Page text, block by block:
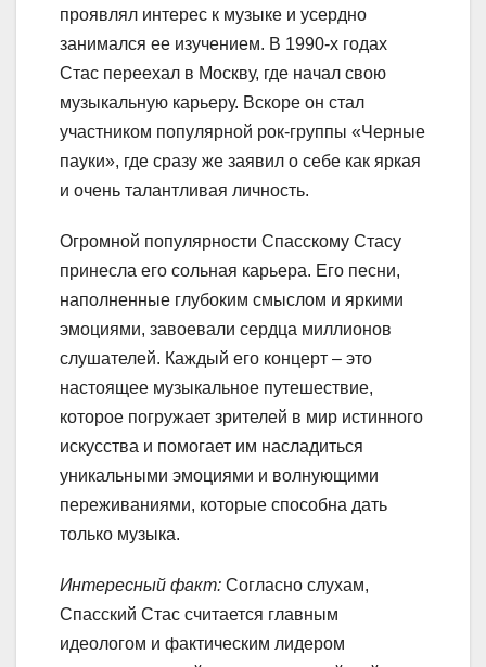
проявлял интерес к музыке и усердно
занимался ее изучением. В 1990-х годах
Стас переехал в Москву, где начал свою
музыкальную карьеру. Вскоре он стал
участником популярной рок-группы «Черные
пауки», где сразу же заявил о себе как яркая
и очень талантливая личность.
Огромной популярности Спасскому Стасу
принесла его сольная карьера. Его песни,
наполненные глубоким смыслом и яркими
эмоциями, завоевали сердца миллионов
слушателей. Каждый его концерт – это
настоящее музыкальное путешествие,
которое погружает зрителей в мир истинного
искусства и помогает им насладиться
уникальными эмоциями и волнующими
переживаниями, которые способна дать
только музыка.
Интересный факт: Согласно слухам,
Спасский Стас считается главным
идеологом и фактическим лидером